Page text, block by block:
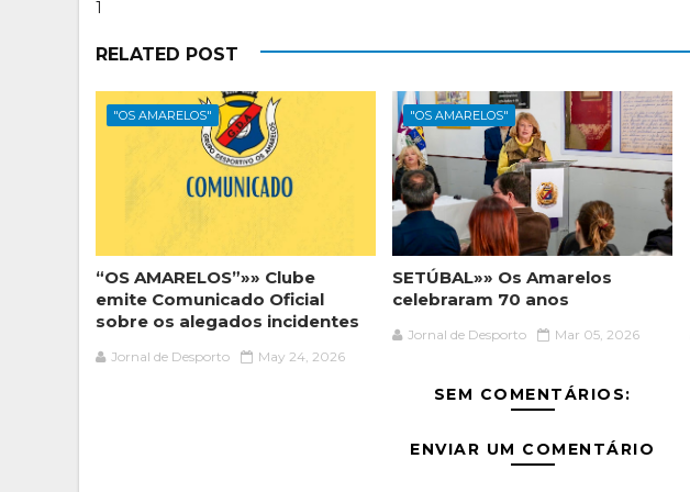
1
RELATED POST
"OS AMARELOS"
“OS AMARELOS”»» Clube
emite Comunicado Oficial
sobre os alegados incidentes
Jornal de Desporto May 24, 2026
"OS AMARELOS"
SETÚBAL»» Os Amarelos
celebraram 70 anos
Jornal de Desporto Mar 05, 2026
SEM COMENTÁRIOS:
ENVIAR UM COMENTÁRIO